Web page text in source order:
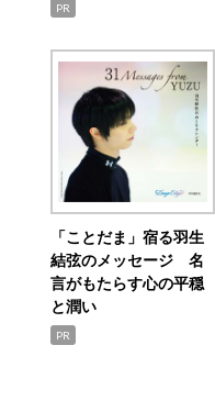
PR
「ことだま」宿る羽生
結弦のメッセージ 名
言がもたらす心の平穏
と潤い
PR